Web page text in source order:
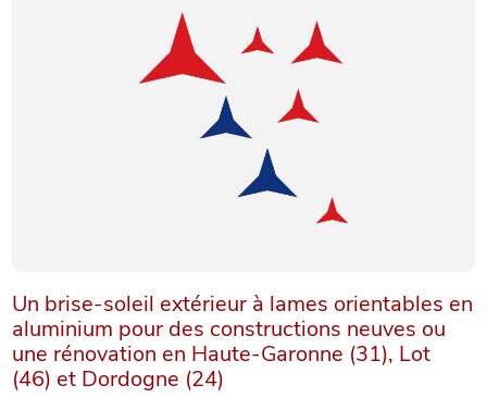
Un brise-soleil extérieur à lames orientables en
aluminium pour des constructions neuves ou
une rénovation en Haute-Garonne (31), Lot
(46) et Dordogne (24)